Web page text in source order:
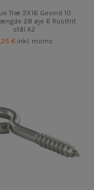
Træ 3X16 Gevind 10
28 øje 6 Rustfrit
stål A2
€ inkl. moms